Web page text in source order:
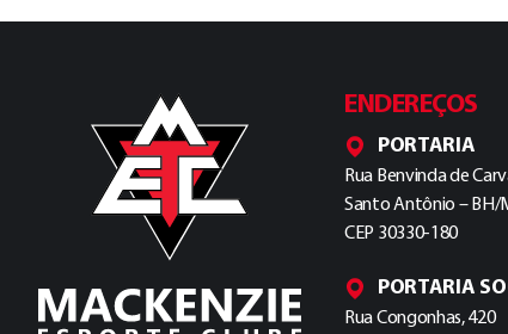
ENDEREÇOS
PORTARIA
Rua Benvinda de
Santo Antônio – BH/
CEP 30330-180
PORTARIA
Rua Congonhas, 420